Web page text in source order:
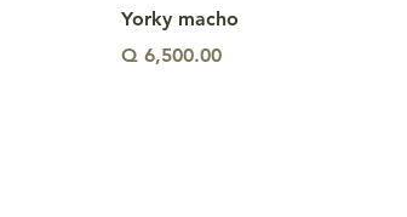
Vista rápida
Yorky macho
Precio
Q 6,500.00